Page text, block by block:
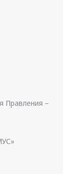
Правления –